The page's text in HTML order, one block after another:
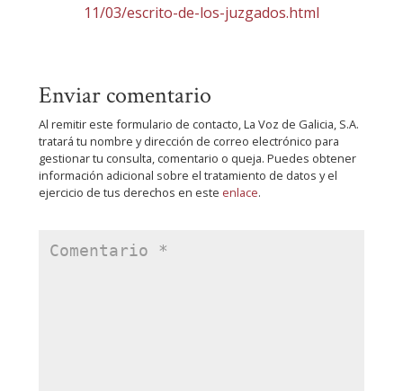
11/03/escrito-de-los-juzgados.html
Enviar comentario
Al remitir este formulario de contacto, La Voz de Galicia, S.A.
tratará tu nombre y dirección de correo electrónico para
gestionar tu consulta, comentario o queja. Puedes obtener
información adicional sobre el tratamiento de datos y el
ejercicio de tus derechos en este enlace.